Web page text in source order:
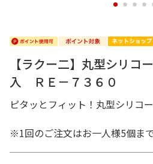
1 2 3 4
【ラクー二】丸型シリ
入 ＲＥ－７３６０
ピタッとフィット！丸型シリコ
※1回のご注文はお一人様5個ま